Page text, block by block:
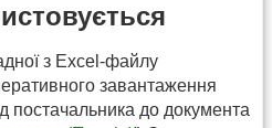
з Excel-файлу
завантаження
постачальника до документа